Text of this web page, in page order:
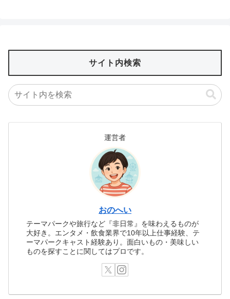
サイト内検索
運営者
おのへい
テーマパークや旅行など『非日常』を味わえるものが
大好き。エンタメ・飲食業界で10年以上仕事経験、テ
ーマパークキャスト経験あり。面白いもの・美味しい
ものを探すことに関してはプロです。